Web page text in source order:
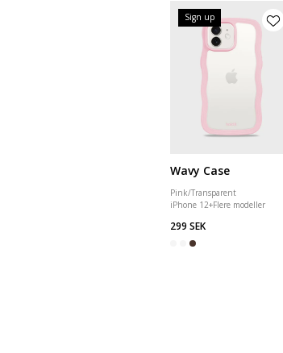
Sign up
Wavy Case
Pink/Transparent
iPhone 12+Flere modeller
299 SEK